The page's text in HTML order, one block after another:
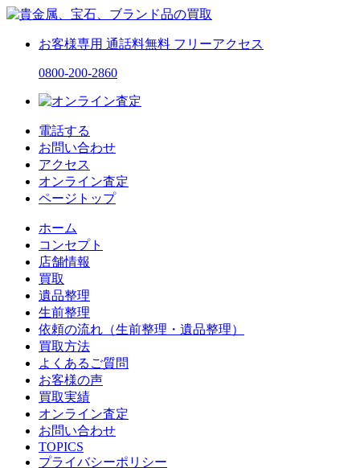
お客様専用 通話料無料 フリーアクセス
0800-200-2860
電話する
お問い合わせ
アクセス
オンライン査定
ページトップ
ホーム
コンセプト
店舗情報
買取
遺品整理
生前整理
依頼の流れ（生前整理・遺品整理）
買取方法
よくあるご質問
お客様の声
買取実績
オンライン査定
お問い合わせ
TOPICS
プライバシーポリシー